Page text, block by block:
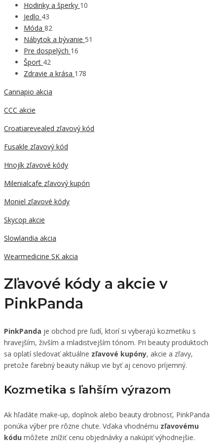
Hodinky a šperky 10
Jedlo 43
Móda 82
Nábytok a bývanie 51
Pre dospelých 16
Šport 42
Zdravie a krása 178
Cannapio akcia
CCC akcie
Croatiarevealed zľavový kód
Fusakle zľavový kód
Hnojík zľavové kódy
Milenialcafe zľavový kupón
Moniel zľavové kódy
Skycop akcie
Slowlandia akcia
Wearmedicine SK akcia
Zľavové kódy a akcie v
PinkPanda
PinkPanda je obchod pre ľudí, ktorí si vyberajú kozmetiku s
hravejším, živším a mladistvejším tónom. Pri beauty produktoch
sa oplatí sledovať aktuálne zľavové kupóny, akcie a zľavy,
pretože farebný beauty nákup vie byť aj cenovo príjemný.
Kozmetika s ľahším výrazom
Ak hľadáte make-up, doplnok alebo beauty drobnosť, PinkPanda
ponúka výber pre rôzne chute. Vďaka vhodnému zľavovému
kódu môžete znížiť cenu objednávky a nakúpiť výhodnejšie.